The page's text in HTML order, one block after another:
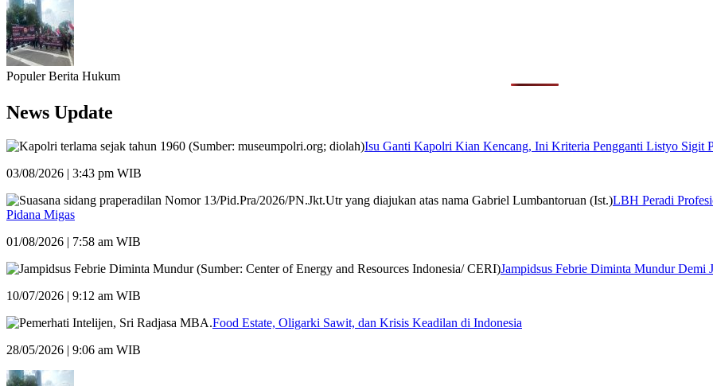
Populer Berita Hukum
News Update
Isu Ganti Kapolri Kian Kencang, Ini Kriteria Pengganti Listyo Sigit
03/08/2026 | 3:43 pm WIB
LBH Peradi
Pidana Migas
01/08/2026 | 7:58 am WIB
Jampidsus Febrie Diminta Mundur Demi
10/07/2026 | 9:12 am WIB
Food Estate, Oligarki Sawit, dan Krisis Keadilan di Indonesia
28/05/2026 | 9:06 am WIB